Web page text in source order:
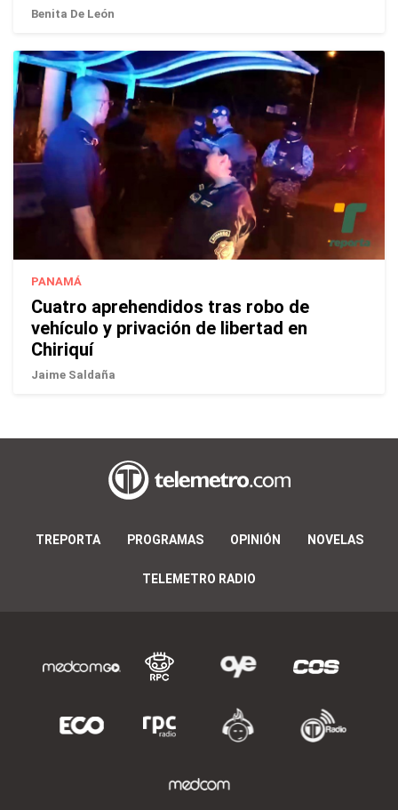
Benita De León
PANAMÁ
Cuatro aprehendidos tras robo de
vehículo y privación de libertad en
Chiriquí
Jaime Saldaña
TREPORTA PROGRAMAS OPINIÓN NOVELAS
TELEMETRO RADIO